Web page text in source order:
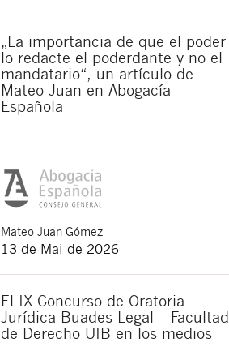
„La importancia de que el poder
lo redacte el poderdante y no el
mandatario“, un artículo de
Mateo Juan en Abogacía
Española
Mateo Juan Gómez
13 de Mai de 2026
El IX Concurso de Oratoria
Jurídica Buades Legal – Facultad
de Derecho UIB en los medios